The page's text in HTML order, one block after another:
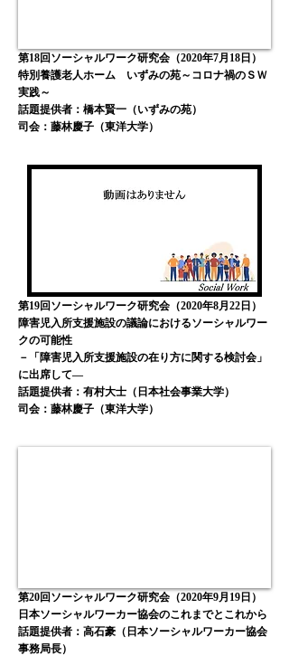
第18回ソーシャルワーク研究会（2020年7月18日）
特別養護老人ホーム いずみの苑～コロナ禍のＳＷ
実践～
話題提供者：橋本賢一（いずみの苑）
司会：藤林慶子 （東洋大学）
第19回ソーシャルワーク研究会（2020年8月22日）
障害児入所支援施設の議論におけるソーシャルワー
クの可能性
－「障害児入所支援施設の在り方に関する検討会」
に出席して―
話題提供者：有村大士（日本社会事業大学）
​司会：藤林慶子（東洋大学）
第20回ソーシャルワーク研究会（2020年9月19日）
日本ソーシャルワーカー協会のこれまでとこれから
話題提供者：高石豪（日本ソーシャルワーカー協会
事務局長）